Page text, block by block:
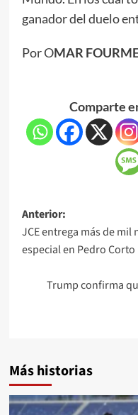
ganador del duelo
Por OMAR
Comparte
Anterior:
JCE entrega más de
especial en Pedro Corto
Trump confirma
Más historias